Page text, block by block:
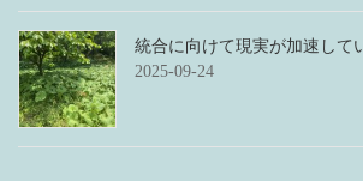
統合に向けて現実が加速して
2025-09-24